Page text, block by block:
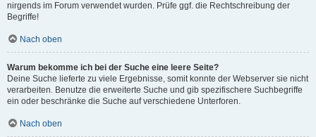
nirgends im Forum verwendet wurden. Prüfe ggf. die Rechtschreibung der
Begriffe!
Nach oben
Warum bekomme ich bei der Suche eine leere Seite?
Deine Suche lieferte zu viele Ergebnisse, somit konnte der Webserver sie nicht
verarbeiten. Benutze die erweiterte Suche und gib spezifischere Suchbegriffe
ein oder beschränke die Suche auf verschiedene Unterforen.
Nach oben